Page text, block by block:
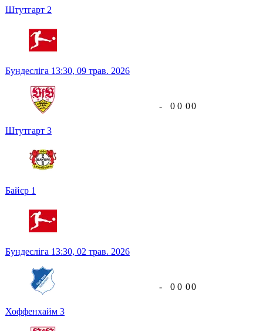
Штутгарт 2
Бундесліга 13:30, 09 трав. 2026
Штутгарт 3
Байєр 1
- 0 0 00
Бундесліга 13:30, 02 трав. 2026
Хоффенхайм 3
- 0 0 00